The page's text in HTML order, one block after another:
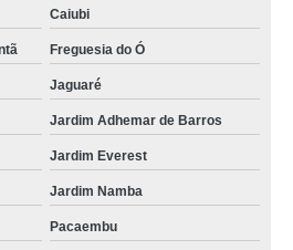
Alto da Lapa
de drywall Vila Madalena
Caiubi
Freguesia do Ó
Jaguaré
Jardim Adhemar de Barros
Jardim Everest
Jardim Namba
Pacaembu